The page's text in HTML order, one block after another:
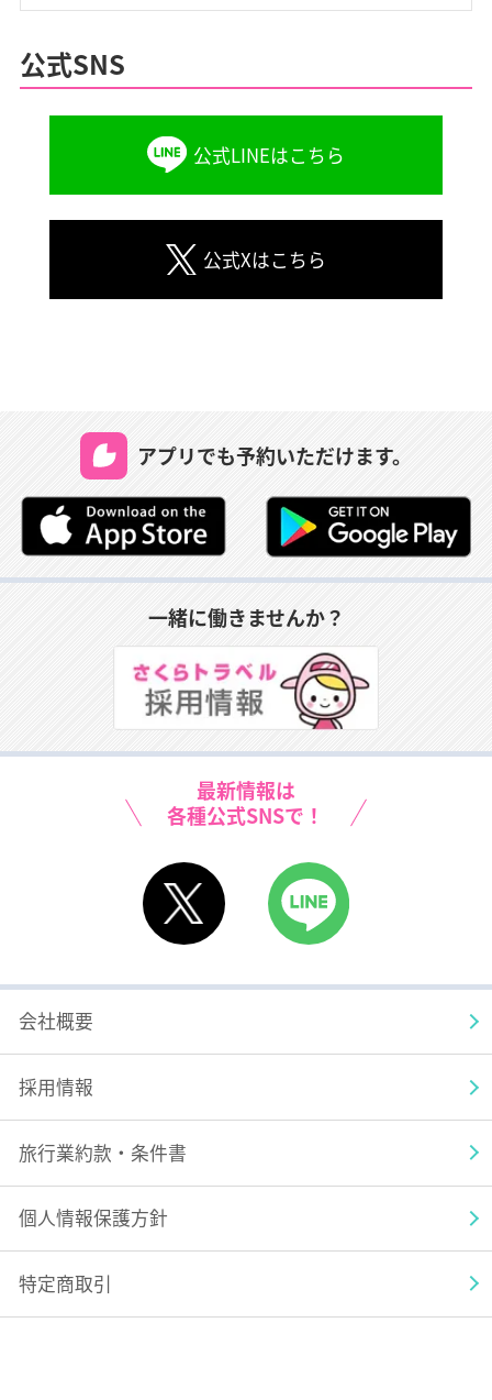
#旭川空港(2)
#丘珠空港(1) #青森空港(1) #仙台空港(1)
#鳥取空港(1) #米子空港(1)
#広島空港(1) #松山空港(2) #屋久島空港(1)
#鹿児島空港(1)
#下地島空港(1)
公式SNS
公式LINEはこちら
公式Xはこちら
アプリでも予約いただけます。
一緒に働きませんか？
最新情報は
各種公式SNSで！
X LINE
会社概要
採用情報
旅行業約款・条件書
個人情報保護方針
特定商取引